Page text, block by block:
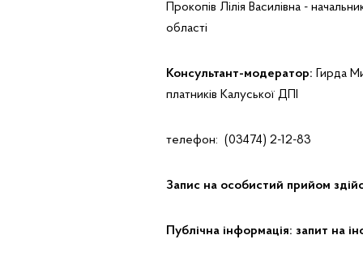
Прокопів Лілія Василівна -
області
Консультант-модератор: Гирда
платників Калуської ДПІ
телефон: (03474) 2-12-83
Запис на особистий прийом
Публічна інформація: запит на